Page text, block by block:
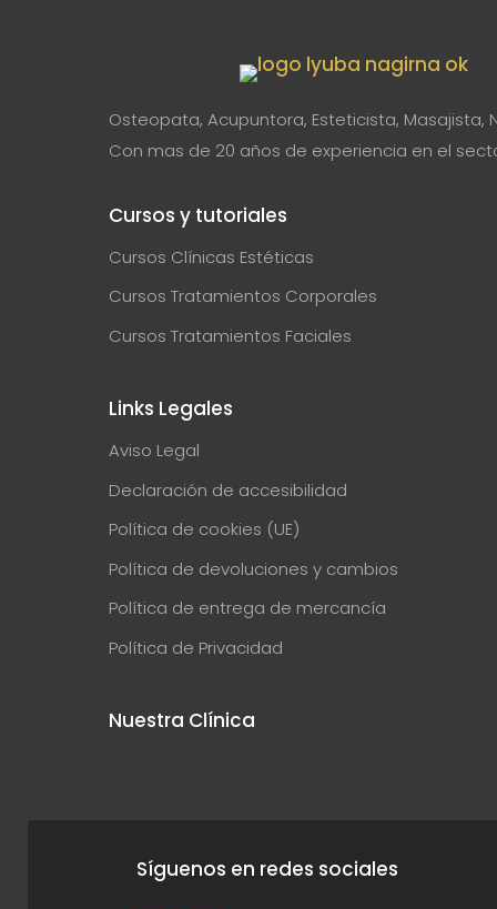
Osteopata, Acupuntora, Esteticista, Masajista,
Con mas de 20 años de experiencia en el
Cursos y tutoriales
Cursos Clínicas Estéticas
Cursos Tratamientos Corporales
Cursos Tratamientos Faciales
Links Legales
Aviso Legal
Declaración de accesibilidad
Política de cookies (UE)
Política de devoluciones y cambios
Política de entrega de mercancía
Política de Privacidad
Nuestra Clínica
Síguenos en redes sociales